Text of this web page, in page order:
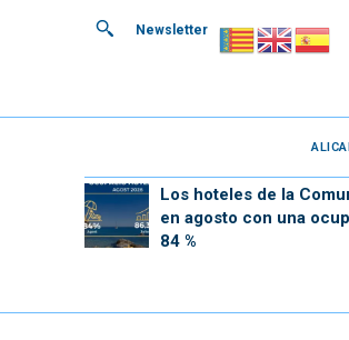
Newsletter
Los hoteles de la
en agosto con una
84 %